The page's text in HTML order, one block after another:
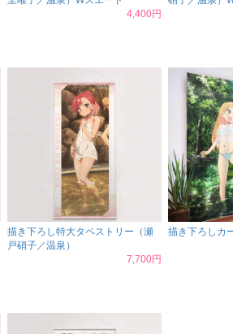
4,400円
描き下ろし特大タペストリー（瀬
戸硝子／温泉）
7,700円
描き下ろしカ